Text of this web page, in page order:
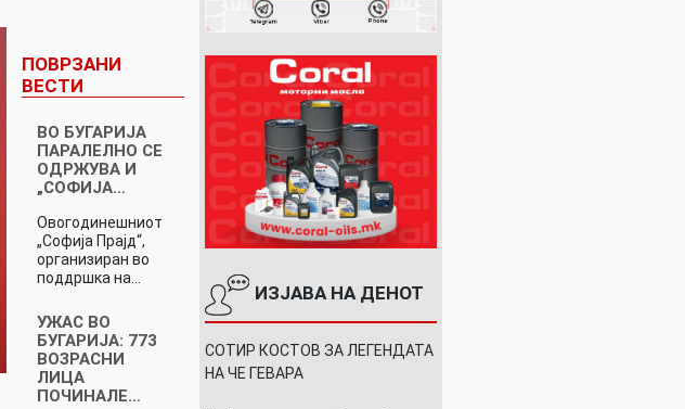
ПОВРЗАНИ
ВЕСТИ
ВО БУГАРИЈА
ПАРАЛЕЛНО СЕ
ОДРЖУВА И
„СОФИЈА…
Овогодинешниот
„Софија Прајд“,
организиран во
поддршка на…
УЖАС ВО
БУГАРИЈА: 773
ВОЗРАСНИ
ЛИЦА
ПОЧИНАЛЕ…
ИЗЈАВА НА ДЕНОТ
СОТИР КОСТОВ ЗА ЛЕГЕНДАТА
НА ЧЕ ГЕВАРА